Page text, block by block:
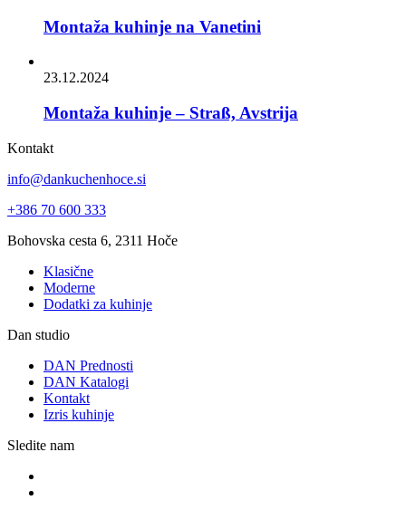
Montaža kuhinje na Vanetini
23.12.2024
Montaža kuhinje – Straß, Avstrija
Kontakt
info@dankuchenhoce.si
+386 70 600 333
Bohovska cesta 6, 2311 Hoče
Klasične
Moderne
Dodatki za kuhinje
Dan studio
DAN Prednosti
DAN Katalogi
Kontakt
Izris kuhinje
Sledite nam